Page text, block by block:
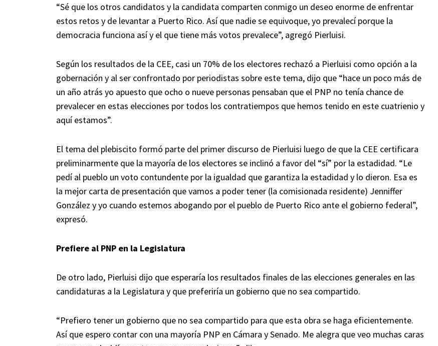
“Sé que los otros candidatos y la candidata comparten conmigo un deseo enorme de enfrentar
estos retos y de levantar a Puerto Rico. Así que nadie se equivoque, yo prevalecí porque la
democracia funciona así y el que tiene más votos prevalece”, agregó Pierluisi.
Según los resultados de la CEE, casi un 70% de los electores rechazó a Pierluisi como opción a la
gobernación y al ser confrontado por periodistas sobre este tema, dijo que “hace un poco más de
un año atrás yo apuesto que ocho o nueve personas pensaban que el PNP no tenía chance de
prevalecer en estas elecciones por todos los contratiempos que hemos tenido en este cuatrienio y
aquí estamos”.
El tema del plebiscito formó parte del primer discurso de Pierluisi luego de que la CEE certificara
preliminarmente que la mayoría de los electores se inclinó a favor del “sí” por la estadidad. “Le
pedí al pueblo un voto contundente por la igualdad que garantiza la estadidad y lo dieron. Esa es
la mejor carta de presentación que vamos a poder tener (la comisionada residente) Jenniffer
González y yo cuando estemos abogando por el pueblo de Puerto Rico ante el gobierno federal”,
expresó.
Prefiere al PNP en la Legislatura
De otro lado, Pierluisi dijo que esperaría los resultados finales de las elecciones generales en las
candidaturas a la Legislatura y que preferiría un gobierno que no sea compartido.
“Prefiero tener un gobierno que no sea compartido para que esta obra se haga eficientemente.
Así que espero contar con una mayoría PNP en Cámara y Senado. Me alegra que veo muchas caras